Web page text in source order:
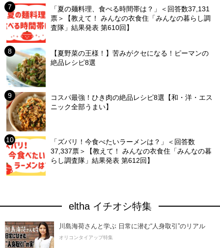
「夏の麺料理、食べる時間帯は？」＜回答数37,131
票＞【教えて！ みんなの衣食住「みんなの暮らし調
査隊」結果発表 第610回】
【夏野菜の王様！】苦みがクセになる！ピーマンの
絶品レシピ8選
コスパ最強！ひき肉の絶品レシピ8選【和・洋・エス
ニック全部うまい】
「ズバリ！今食べたいラーメンは？」＜回答数
37,337票＞【教えて！ みんなの衣食住「みんなの暮
らし調査隊」結果発表 第612回】
eltha イチオシ特集
川島海荷さんと学ぶ 日常に潜む“人身取引”のリアル
オリコンタイアップ特集